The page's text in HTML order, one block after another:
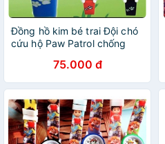
Đồng hồ kim bé trai Đội chó
cứu hộ Paw Patrol chống
75.000 đ